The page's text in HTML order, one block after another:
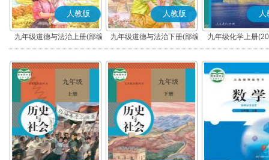
人教版
九年级道德与法治上册(部编
版)
人教版
九年级道德与法治下册(部编
版)
人
九年级化学上册